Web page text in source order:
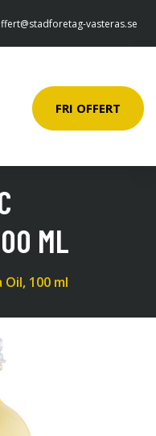
vasteras.se
FRI OFFERT
ML
100 ml